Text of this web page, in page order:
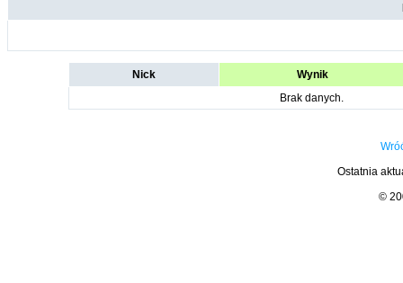
Nick
Wynik
Brak danych.
Ostatnia
©